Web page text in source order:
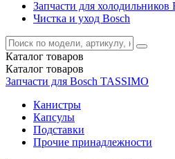
Запчасти для холодильников
Чистка и уход Bosch
Каталог товаров
Каталог товаров
Запчасти для Bosch TASSIMO
Канистры
Капсулы
Подставки
Прочие принадлежности